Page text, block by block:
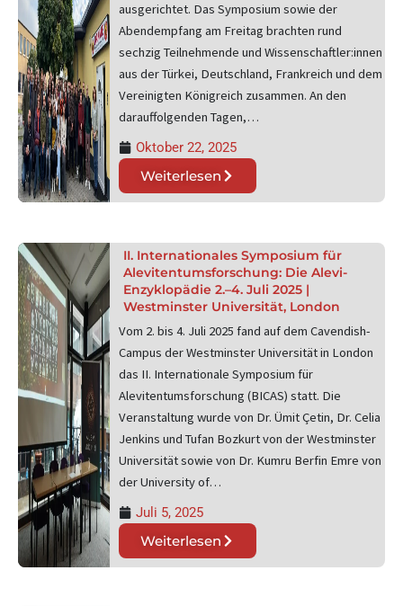
ausgerichtet. Das Symposium sowie der
Abendempfang am Freitag brachten rund
sechzig Teilnehmende und Wissenschaftler:innen
aus der Türkei, Deutschland, Frankreich und dem
Vereinigten Königreich zusammen. An den
darauffolgenden Tagen,…
Oktober 22, 2025
Weiterlesen
II. Internationales Symposium für
Alevitentumsforschung: Die Alevi-
Enzyklopädie 2.–4. Juli 2025 |
Westminster Universität, London
Vom 2. bis 4. Juli 2025 fand auf dem Cavendish-
Campus der Westminster Universität in London
das II. Internationale Symposium für
Alevitentumsforschung (BICAS) statt. Die
Veranstaltung wurde von Dr. Ümit Çetin, Dr. Celia
Jenkins und Tufan Bozkurt von der Westminster
Universität sowie von Dr. Kumru Berfin Emre von
der University of…
Juli 5, 2025
Weiterlesen